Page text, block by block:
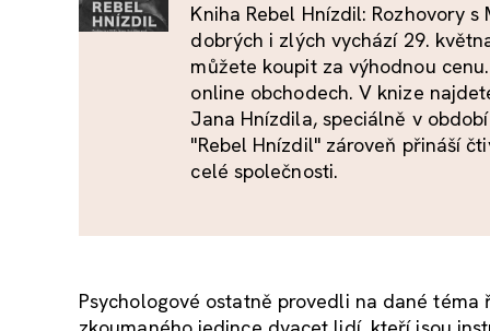
Kniha Rebel Hnízdil: Rozhovory
dobrých i zlých vychází 29.
můžete koupit za výhodnou
online obchodech. V knize
Jana Hnízdila, speciálně v
"Rebel Hnízdil" zároveň přináší
celé společnosti.
Psychologové ostatně provedli na dané